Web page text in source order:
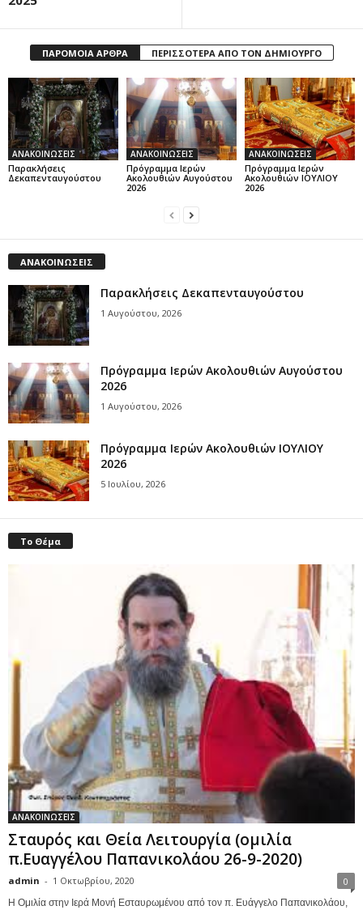
ΠΑΡΟΜΟΙΑ ΑΡΘΡΑ ΠΕΡΙΣΣΟΤΕΡΑ ΑΠΟ ΤΟΝ ΔΗΜΙΟΥΡΓΟ
ΑΝΑΚΟΙΝΩΣΕΙΣ
Παρακλήσεις
Δεκαπενταυγούστου
ΑΝΑΚΟΙΝΩΣΕΙΣ
Πρόγραμμα Ιερών
Ακολουθιών Αυγούστου
2026
ΑΝΑΚΟΙΝΩΣΕΙΣ
Πρόγραμμα Ιερών
Ακολουθιών ΙΟΥΛΙΟΥ
2026
ΑΝΑΚΟΙΝΩΣΕΙΣ
Παρακλήσεις Δεκαπενταυγούστου
1 Αυγούστου, 2026
Πρόγραμμα Ιερών Ακολουθιών Αυγούστου
2026
1 Αυγούστου, 2026
Πρόγραμμα Ιερών Ακολουθιών ΙΟΥΛΙΟΥ
2026
5 Ιουλίου, 2026
Το Θέμα
ΑΝΑΚΟΙΝΩΣΕΙΣ
Σταυρός και Θεία Λειτουργία (ομιλία
π.Ευαγγέλου Παπανικολάου 26-9-2020)
admin - 1 Οκτωβρίου, 2020 0
Η Ομιλία στην Ιερά Μονή Εσταυρωμένου από τον π. Ευάγγελο Παπανικολάου,